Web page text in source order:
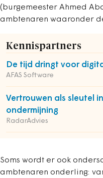
(burgemeester Ahmed
ambtenaren waaronder
Kennispartners
De tijd dringt voor
AFAS Software
Vertrouwen als sleutel
ondermijning
RadarAdvies
Soms wordt er ook
ambtenaren onderling: